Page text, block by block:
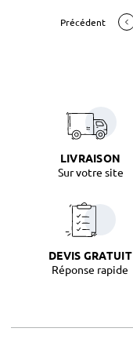
Précédent
LIVRAISON
Sur votre site
DEVIS GRATUIT
Réponse rapide